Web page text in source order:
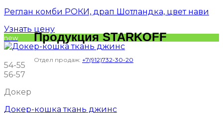
Продукция STARKOFF
Отдел продаж: +7(912)732-30-20
Реглан комби РОКИ, драп Шотландка, цвет нави
Узнать цену
new
54-55
56-57
Докер
Докер-кошка ткань джинс